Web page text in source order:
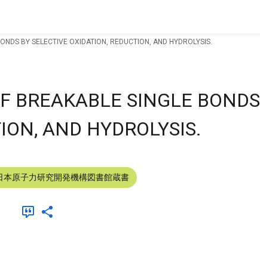
BY SELECTIVE OXIDATION, REDUCTION, AND HYDROLYSIS.
BREAKABLE SINGLE BONDS
AND HYDROLYSIS.
本原子力研究開発機構図書館蔵書